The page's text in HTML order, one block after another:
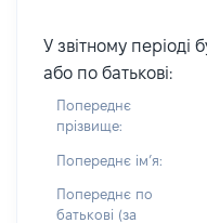
У звітному періоді
або по батькові:
Попереднє
прізвище:
Попереднє імʼя:
Попереднє по
батькові (за